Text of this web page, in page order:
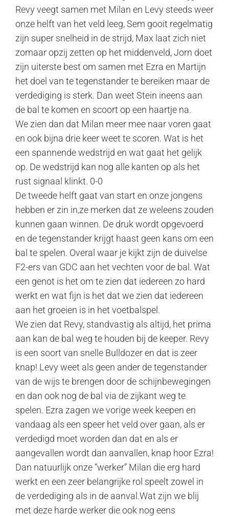
Revy veegt samen met Milan en Levy steeds weer
onze helft van het veld leeg, Sem gooit regelmatig
zijn super snelheid in de strijd, Max laat zich niet
zomaar opzij zetten op het middenveld, Jorn doet
zijn uiterste best om samen met Ezra en Martijn
het doel van te tegenstander te bereiken maar de
verdediging is sterk. Dan weet Stein ineens aan
de bal te komen en scoort op een haartje na.
We zien dan dat Milan meer mee naar voren gaat
en ook bijna drie keer weet te scoren. Wat is het
een spannende wedstrijd en wat gaat het gelijk
op. De wedstrijd kan nog alle kanten op als het
rust signaal klinkt. 0-0
De tweede helft gaat van start en onze jongens
hebben er zin in,ze merken dat ze weleens zouden
kunnen gaan winnen. De druk wordt opgevoerd
en de tegenstander krijgt haast geen kans om een
bal te spelen. Overal waar je kijkt zijn de duivelse
F2-ers van GDC aan het vechten voor de bal. Wat
een genot is het om te zien dat iedereen zo hard
werkt en wat fijn is het dat we zien dat iedereen
aan het groeien is in het voetbalspel.
We zien dat Revy, standvastig als altijd, het prima
aan kan de bal weg te houden bij de keeper. Revy
is een soort van snelle Bulldozer en dat is zeer
knap! Levy weet als geen ander de tegenstander
van de wijs te brengen door de schijnbewegingen
en dan ook nog de bal via de zijkant weg te
spelen. Ezra zagen we vorige week keepen en
vandaag als een speer het veld over gaan, als er
verdedigd moet worden dan dat en als er
aangevallen wordt dan aanvallen, knap hoor Ezra!
Dan natuurlijk onze “werker” Milan die erg hard
werkt en een zeer belangrijke rol speelt zowel in
de verdediging als in de aanval.Wat zijn we blij
met deze harde werker die ook nog eens